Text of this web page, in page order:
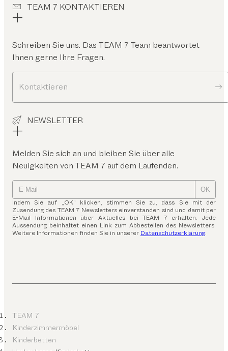
TEAM 7 KONTAKTIEREN
Schreiben Sie uns. Das TEAM 7 Team beantwortet
Ihnen gerne Ihre Fragen.
Kontaktieren
NEWSLETTER
Melden Sie sich an und bleiben Sie über alle
Neuigkeiten von TEAM 7 auf dem Laufenden.
OK
Indem Sie auf „OK“ klicken, stimmen Sie zu, dass Sie mit der
Zusendung des TEAM 7 Newsletters einverstanden sind und damit per
E-Mail Informationen über Aktuelles bei TEAM 7 erhalten. Jede
Aussendung beinhaltet einen Link zum Abbestellen des Newsletters.
Weitere Informationen finden Sie in unserer Datenschutzerklärung.
TEAM 7
Kinderzimmermöbel
Kinderbetten